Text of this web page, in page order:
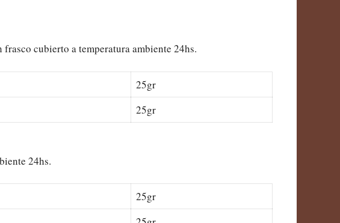
cubierto a temperatura ambiente 24hs.
25gr
25gr
24hs.
25gr